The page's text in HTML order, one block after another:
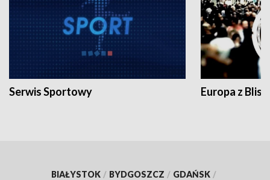
Serwis Sportowy Europa z
BIAŁYSTOK / BYDGOSZCZ / GDAŃSK /